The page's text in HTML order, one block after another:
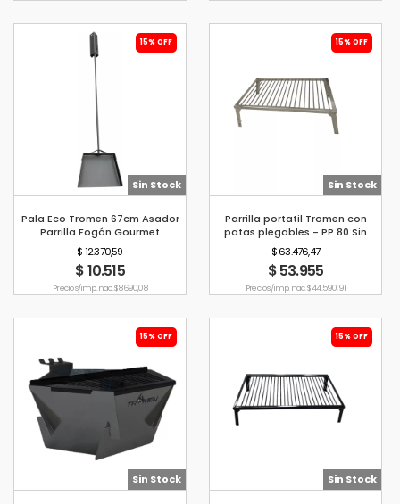
15% OFF
Sin Stock
Pala Eco Tromen 67cm Asador
Parrilla Fogón Gourmet
$ 12.370,59
$ 10.515
Precio s/imp. nac. $ 8690,08
15% OFF
Sin Stock
Parrilla portatil Tromen con
patas plegables - PP 80 Sin
Enlozar
$ 63.476,47
$ 53.955
Precio s/imp. nac. $ 44.590,91
15% OFF
Sin Stock
15% OFF
Sin Stock